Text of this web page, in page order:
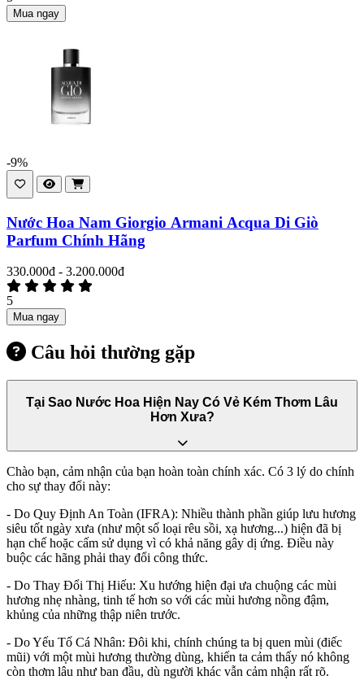
Mua ngay
-9%
Nước Hoa Nam Giorgio Armani Acqua Di Giò
Parfum Chính Hãng
330.000đ - 3.200.000đ
5
Mua ngay
Câu hỏi thường gặp
Tại Sao Nước Hoa Hiện Nay Có Vẻ Kém Thơm Lâu
Hơn Xưa?
Chào bạn, cảm nhận của bạn hoàn toàn chính xác. Có 3 lý do chính
cho sự thay đổi này:
- Do Quy Định An Toàn (IFRA): Nhiều thành phần giúp lưu hương
siêu tốt ngày xưa (như một số loại rêu sồi, xạ hương...) hiện đã bị
hạn chế hoặc cấm sử dụng vì có khả năng gây dị ứng. Điều này
buộc các hãng phải thay đổi công thức.
- Do Thay Đổi Thị Hiếu: Xu hướng hiện đại ưa chuộng các mùi
hương nhẹ nhàng, tinh tế hơn so với các mùi hương nồng đậm,
khủng của những thập niên trước.
- Do Yếu Tố Cá Nhân: Đôi khi, chính chúng ta bị quen mùi (điếc
mũi) với một mùi hương thường dùng, khiến ta cảm thấy nó không
còn thơm lâu như ban đầu, dù người khác vẫn cảm nhận rất rõ.